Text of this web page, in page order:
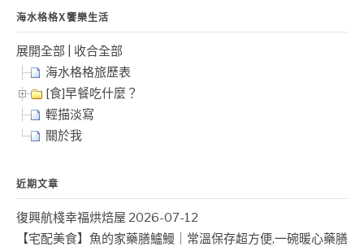
海水格格X饗樂生活
展開全部
收合全部
海水格格旅歷表
[食]早餐吃什麼？
輕描淡寫
關於我
近期文章
復興航棧幸福烘焙屋 2026-07-12
【宅配美食】魚的家藥膳鱸鰻｜常溫保存超方便,一碗暖心藥膳